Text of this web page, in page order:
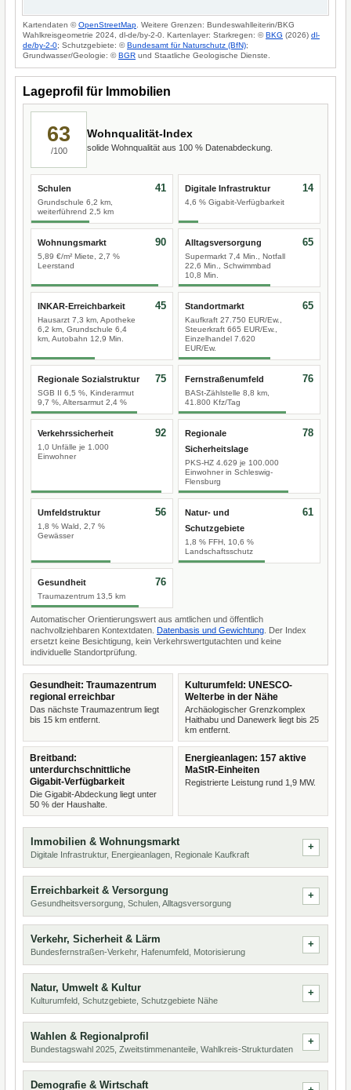
Kartendaten ©OpenStreetMap . Weitere Grenzen: Bundeswahlleiterin/BKG
Wahlkreisgeometrie 2024, dl-de/by-2-0. Kartenlayer: Starkregen: ©BKG (2026) dl-
de/by-2-0; Schutzgebiete: ©Bundesamt für Naturschutz (BfN);
Grundwasser/Geologie: ©BGR und Staatliche Geologische Dienste.
Lageprofil für Immobilien
63
/100
Wohnqualität-Index
solide Wohnqualität aus 100 % Datenabdeckung.
Schulen
Grundschule 6,2 km,
weiterführend 2,5 km
41 Digitale Infrastruktur
4,6 % Gigabit-Verfügbarkeit
14
Wohnungsmarkt
5,89 €/m² Miete, 2,7 %
Leerstand
90 Alltagsversorgung
Supermarkt 7,4 Min., Notfall
22,6 Min., Schwimmbad
10,8 Min.
65
INKAR-Erreichbarkeit
Hausarzt 7,3 km, Apotheke
6,2 km, Grundschule 6,4
km, Autobahn 12,9 Min.
45 Standortmarkt
Kaufkraft 27.750 EUR/Ew.,
Steuerkraft 665 EUR/Ew.,
Einzelhandel 7.620
EUR/Ew.
65
Regionale Sozialstruktur
SGB II 6,5 %, Kinderarmut
9,7 %, Altersarmut 2,4 %
75 Fernstraßenumfeld
BASt-Zählstelle 8,8 km,
41.800 Kfz/Tag
76
Verkehrssicherheit
1,0 Unfälle je 1.000
Einwohner
92
Regionale
Sicherheitslage
PKS-HZ 4.629 je 100.000
Einwohner in Schleswig-
Flensburg
78
Umfeldstruktur
1,8 % Wald, 2,7 %
Gewässer
56
Natur- und
Schutzgebiete
1,8 % FFH, 10,6 %
Landschaftsschutz
61
Gesundheit
Traumazentrum 13,5 km
76
Automatischer Orientierungswert aus amtlichen und öffentlich
nachvollziehbaren Kontextdaten. Datenbasis und Gewichtung . Der Index
ersetzt keine Besichtigung, kein Verkehrswertgutachten und keine
individuelle Standortprüfung.
Gesundheit: Traumazentrum
regional erreichbar
Das nächste Traumazentrum liegt
bis 15 km entfernt.
Kulturumfeld: UNESCO-
Welterbe in der Nähe
Archäologischer Grenzkomplex
Haithabu und Danewerk liegt bis 25
km entfernt.
Breitband:
unterdurchschnittliche
Gigabit-Verfügbarkeit
Die Gigabit-Abdeckung liegt unter
50 % der Haushalte.
Energieanlagen: 157 aktive
MaStR-Einheiten
Registrierte Leistung rund 1,9 MW.
Immobilien & Wohnungsmarkt
Digitale Infrastruktur, Energieanlagen, Regionale Kaufkraft
Erreichbarkeit & Versorgung
Gesundheitsversorgung, Schulen, Alltagsversorgung
Verkehr, Sicherheit & Lärm
Bundesfernstraßen-Verkehr, Hafenumfeld, Motorisierung
Natur, Umwelt & Kultur
Kulturumfeld, Schutzgebiete, Schutzgebiete Nähe
Wahlen & Regionalprofil
Bundestagswahl 2025, Zweitstimmenanteile, Wahlkreis-Strukturdaten
Demografie & Wirtschaft